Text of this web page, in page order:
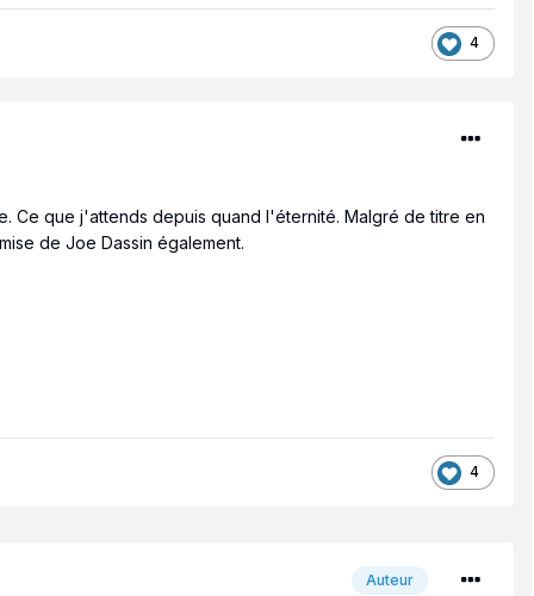
4
Ce que j'attends depuis quand l'éternité. Malgré de titre en
de Joe Dassin également.
4
Auteur